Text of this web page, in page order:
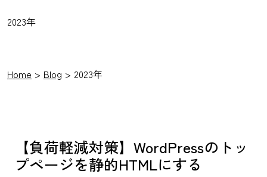
2023年
Home Blog 2023年
【負荷軽減対策】WordPressのトッ
プページを静的HTMLにする